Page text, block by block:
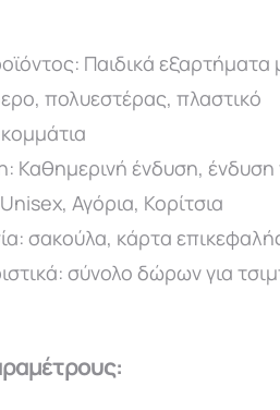
Παιδικά εξαρτήματα
πολυεστέρας, πλαστικό
Καθημερινή ένδυση, ένδυση
Αγόρια, Κορίτσια
σακούλα, κάρτα
σύνολο δώρων για